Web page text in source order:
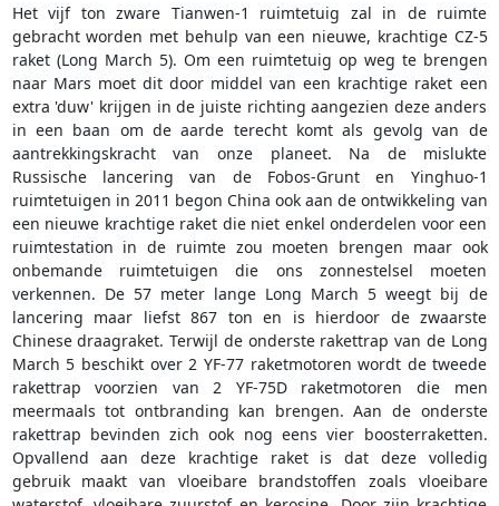
Het vijf ton zware Tianwen-1 ruimtetuig zal in de ruimte
gebracht worden met behulp van een nieuwe, krachtige CZ-5
raket (Long March 5). Om een ruimtetuig op weg te brengen
naar Mars moet dit door middel van een krachtige raket een
extra 'duw' krijgen in de juiste richting aangezien deze anders
in een baan om de aarde terecht komt als gevolg van de
aantrekkingskracht van onze planeet. Na de mislukte
Russische lancering van de Fobos-Grunt en Yinghuo-1
ruimtetuigen in 2011 begon China ook aan de ontwikkeling van
een nieuwe krachtige raket die niet enkel onderdelen voor een
ruimtestation in de ruimte zou moeten brengen maar ook
onbemande ruimtetuigen die ons zonnestelsel moeten
verkennen. De 57 meter lange Long March 5 weegt bij de
lancering maar liefst 867 ton en is hierdoor de zwaarste
Chinese draagraket. Terwijl de onderste rakettrap van de Long
March 5 beschikt over 2 YF-77 raketmotoren wordt de tweede
rakettrap voorzien van 2 YF-75D raketmotoren die men
meermaals tot ontbranding kan brengen. Aan de onderste
rakettrap bevinden zich ook nog eens vier boosterraketten.
Opvallend aan deze krachtige raket is dat deze volledig
gebruik maakt van vloeibare brandstoffen zoals vloeibare